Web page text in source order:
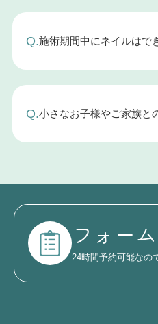
で、爪が短い場合や小さ
一部の店舗では対応でき
Q.施術期間中にネイルはで
ジェルネイルを除く各種
す。
Q.小さなお子様やご家族と
A.可能です。安心してご一
フォー
24時間予約可能なの